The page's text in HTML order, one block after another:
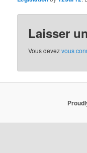
Laisser
Vous devezvous